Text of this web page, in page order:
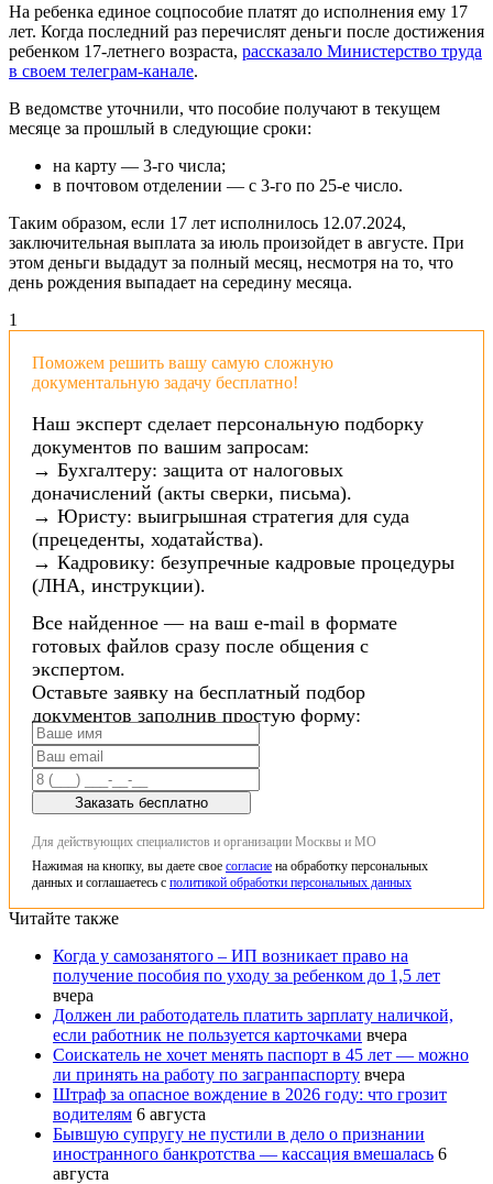
На ребенка единое соцпособие платят до исполнения ему 17
лет. Когда последний раз перечислят деньги после достижения
ребенком 17-летнего возраста, рассказало Министерство труда
в своем телеграм-канале.
В ведомстве уточнили, что пособие получают в текущем
месяце за прошлый в следующие сроки:
на карту — 3-го числа;
в почтовом отделении — с 3-го по 25-е число.
Таким образом, если 17 лет исполнилось 12.07.2024,
заключительная выплата за июль произойдет в августе. При
этом деньги выдадут за полный месяц, несмотря на то, что
день рождения выпадает на середину месяца.
1
Поможем решить вашу самую сложную
документальную задачу бесплатно!
Наш эксперт сделает персональную подборку
документов по вашим запросам:
→ Бухгалтеру: защита от налоговых
доначислений (акты сверки, письма).
→ Юристу: выигрышная стратегия для суда
(прецеденты, ходатайства).
→ Кадровику: безупречные кадровые процедуры
(ЛНА, инструкции).
Все найденное — на ваш e-mail в формате
готовых файлов сразу после общения с
экспертом.
Оставьте заявку на бесплатный подбор
документов заполнив простую форму:
Заказать бесплатно
Для действующих специалистов и организации Москвы и МО
Нажимая на кнопку, вы даете свое согласие на обработку персональных
данных и соглашаетесь с политикой обработки персональных данных
Читайте также
Когда у самозанятого – ИП возникает право на
получение пособия по уходу за ребенком до 1,5 лет
вчера
Должен ли работодатель платить зарплату наличкой,
если работник не пользуется карточками вчера
Соискатель не хочет менять паспорт в 45 лет — можно
ли принять на работу по загранпаспорту вчера
Штраф за опасное вождение в 2026 году: что грозит
водителям 6 августа
Бывшую супругу не пустили в дело о признании
иностранного банкротства — кассация вмешалась 6
августа